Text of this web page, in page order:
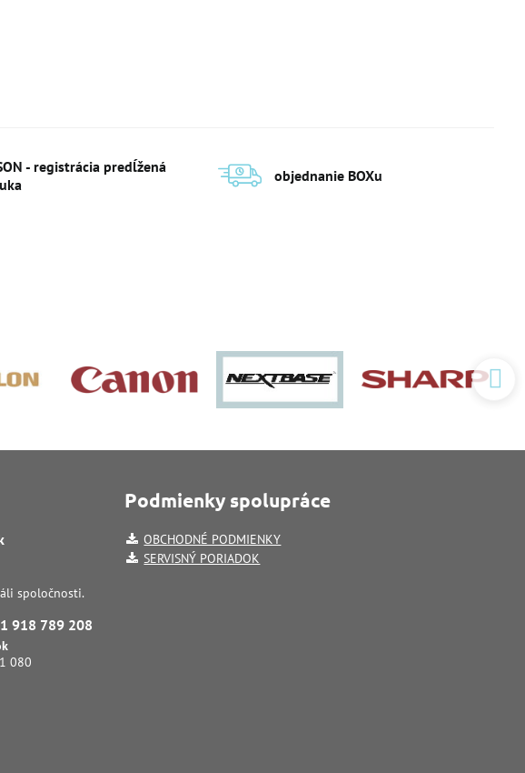
- registrácia predĺžená
objednanie BOXu
spoločnosti.
918 789 208
080
Podmienky spolupráce
OBCHODNÉ PODMIENKY
SERVISNÝ PORIADOK